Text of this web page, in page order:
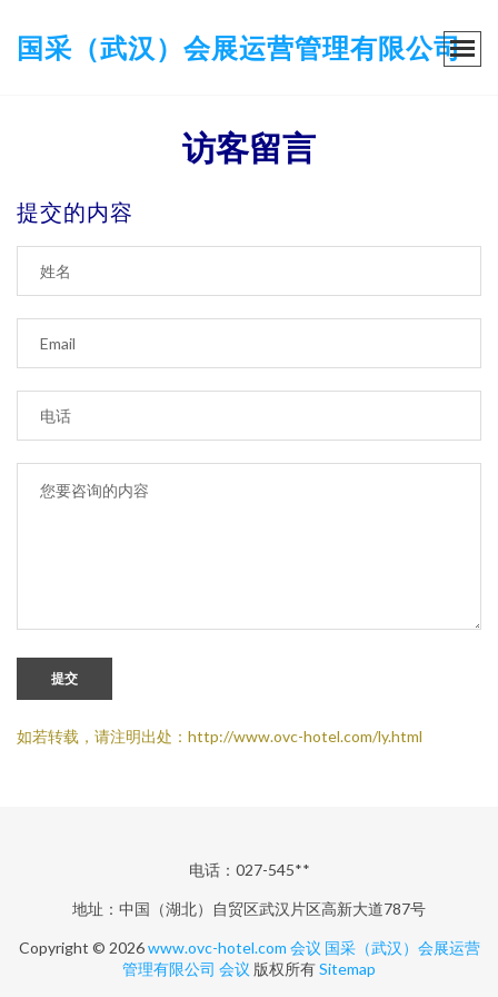
国采（武汉）会展运营管理有限公司
访客留言
提交的内容
提交
如若转载，请注明出处：http://www.ovc-hotel.com/ly.html
电话：027-545**
地址：中国（湖北）自贸区武汉片区高新大道787号
Copyright © 2026www.ovc-hotel.com 会议 国采（武汉）会展运营
管理有限公司 会议 版权所有Sitemap